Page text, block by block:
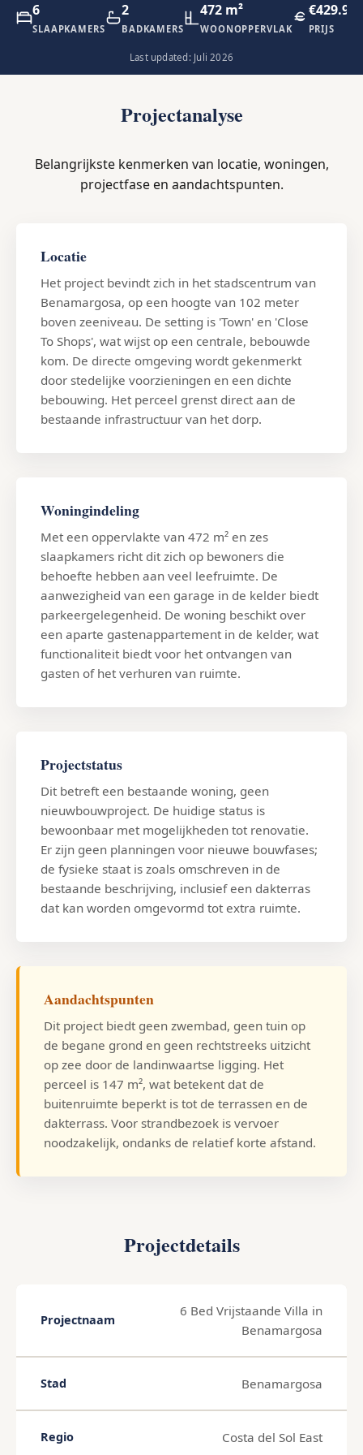
6
SLAAPKAMERS
2
BADKAMERS
472 m²
WOONOPPERVLAK
€429.900
PRIJS
Last updated: Juli 2026
Projectanalyse
Belangrijkste kenmerken van locatie, woningen,
projectfase en aandachtspunten.
Locatie
Het project bevindt zich in het stadscentrum van
Benamargosa, op een hoogte van 102 meter
boven zeeniveau. De setting is 'Town' en 'Close
To Shops', wat wijst op een centrale, bebouwde
kom. De directe omgeving wordt gekenmerkt
door stedelijke voorzieningen en een dichte
bebouwing. Het perceel grenst direct aan de
bestaande infrastructuur van het dorp.
Woningindeling
Met een oppervlakte van 472 m² en zes
slaapkamers richt dit zich op bewoners die
behoefte hebben aan veel leefruimte. De
aanwezigheid van een garage in de kelder biedt
parkeergelegenheid. De woning beschikt over
een aparte gastenappartement in de kelder, wat
functionaliteit biedt voor het ontvangen van
gasten of het verhuren van ruimte.
Projectstatus
Dit betreft een bestaande woning, geen
nieuwbouwproject. De huidige status is
bewoonbaar met mogelijkheden tot renovatie.
Er zijn geen planningen voor nieuwe bouwfases;
de fysieke staat is zoals omschreven in de
bestaande beschrijving, inclusief een dakterras
dat kan worden omgevormd tot extra ruimte.
Aandachtspunten
Dit project biedt geen zwembad, geen tuin op
de begane grond en geen rechtstreeks uitzicht
op zee door de landinwaartse ligging. Het
perceel is 147 m², wat betekent dat de
buitenruimte beperkt is tot de terrassen en de
dakterrass. Voor strandbezoek is vervoer
noodzakelijk, ondanks de relatief korte afstand.
Projectdetails
Projectnaam
6 Bed Vrijstaande Villa in
Benamargosa
Stad Benamargosa
Regio Costa del Sol East